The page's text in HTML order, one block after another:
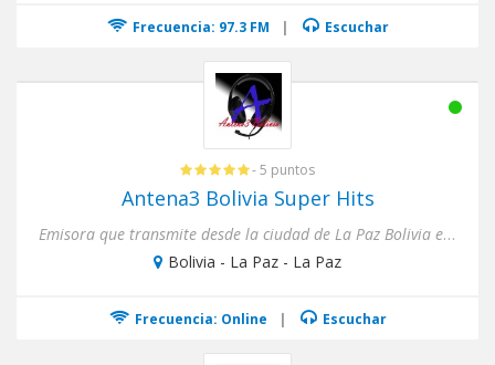
Frecuencia: 97.3 FM | Escuchar
- 5 puntos
Antena3 Bolivia Super Hits
Emisora que transmite desde la ciudad de La Paz Bolivia en sus 2 señales..
Bolivia - La Paz - La Paz
Frecuencia: Online | Escuchar